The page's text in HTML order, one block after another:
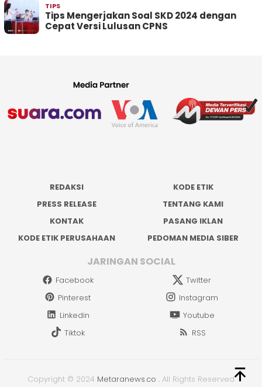
TIPS
Tips Mengerjakan Soal SKD 2024 dengan
Cepat Versi Lulusan CPNS
REDAKSI
KODE ETIK
PRESS RELEASE
TENTANG KAMI
KONTAK
PASANG IKLAN
KODE ETIK PERUSAHAAN
PEDOMAN MEDIA SIBER
JARINGAN SOCIAL
Facebook
Twitter
Pinterest
Instagram
Linkedin
Youtube
Tiktok
RSS
Copyright © 2024 Metaranews.co . All Rights Reserved